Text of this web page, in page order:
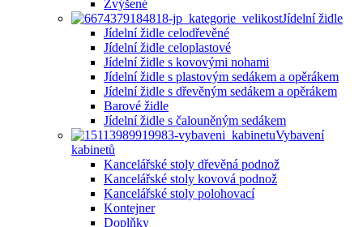
Zvýšené
Jídelní židle
Jídelní židle celodřevěné
Jídelní židle celoplastové
Jídelní židle s kovovými nohami
Jídelní židle s plastovým sedákem a opěrákem
Jídelní židle s dřevěným sedákem a opěrákem
Barové židle
Jídelní židle s čalouněným sedákem
Vybavení
kabinetů
Kancelářské stoly dřevěná podnož
Kancelářské stoly kovová podnož
Kancelářské stoly polohovací
Kontejner
Doplňky